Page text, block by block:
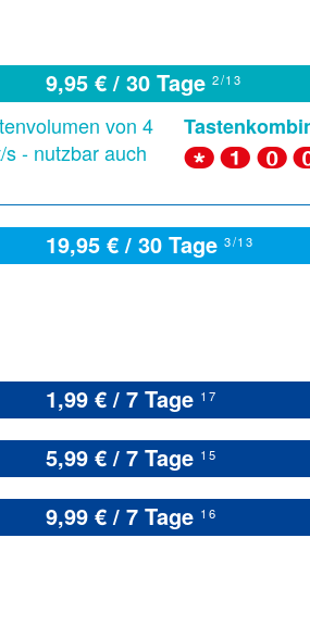
9,95 € / 30 Tage2/13
von 4
- nutzbar auch
* 1 0
19,95 € / 30 Tage3/13
1,99 € / 7 Tage 17
5,99 € / 7 Tage 15
9,99 € / 7 Tage 16